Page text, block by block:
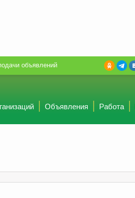
объявлений
Объявления Работа